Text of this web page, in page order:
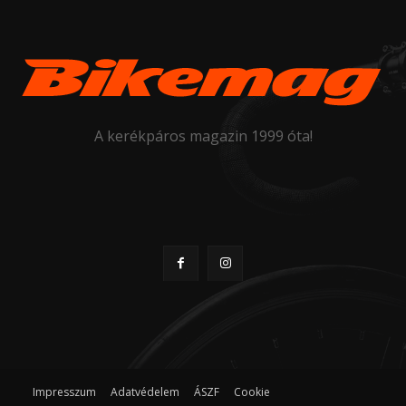
A kerékpáros magazin 1999 óta!
Impresszum Adatvédelem ÁSZF
Cookie